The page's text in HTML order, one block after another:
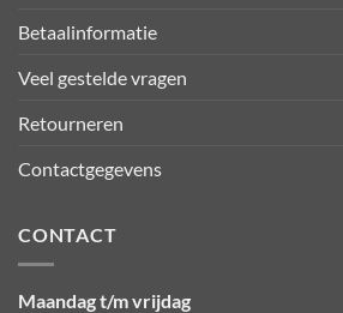
Betaalinformatie
Veel gestelde vragen
Retourneren
Contactgegevens
CONTACT
Maandag t/m vrijdag